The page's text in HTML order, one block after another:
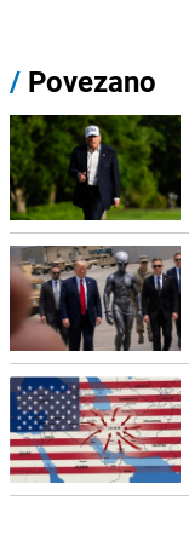
/ Povezano